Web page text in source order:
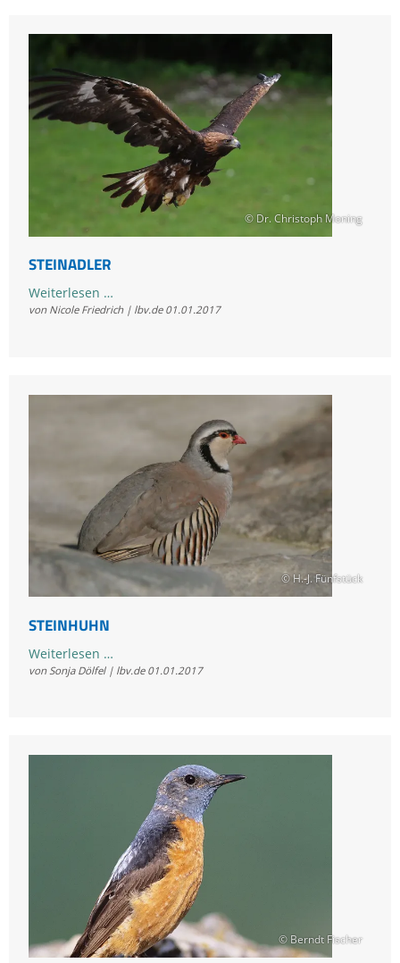
© Dr. Christoph Moning
STEINADLER
Weiterlesen …Steinadler
von Nicole Friedrich | lbv.de 01.01.2017
© H.-J. Fünfstück
STEINHUHN
Weiterlesen …Steinhuhn
von Sonja Dölfel | lbv.de 01.01.2017
© Berndt Fischer